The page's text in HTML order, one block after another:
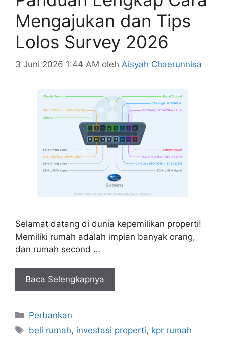
Mengajukan dan Tips
Lolos Survey 2026
3 Juni 2026 1:44 AM oleh Aisyah Chaerunnisa
Selamat datang di dunia kepemilikan properti!
Memiliki rumah adalah impian banyak orang,
dan rumah second …
Baca Selengkapnya
Kategori
Perbankan
Tag
beli rumah, investasi properti, kpr rumah